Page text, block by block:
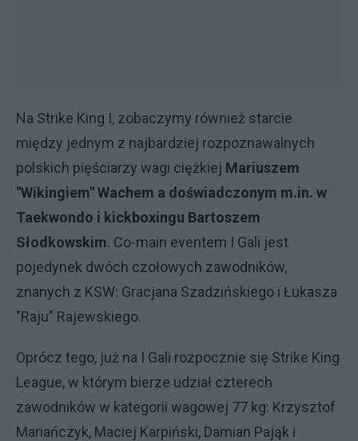
Na Strike King I, zobaczymy również starcie
między jednym z najbardziej rozpoznawalnych
polskich pięściarzy wagi ciężkiej Mariuszem
"Wikingiem" Wachem a doświadczonym m.in. w
Taekwondo i kickboxingu Bartoszem
Słodkowskim. Co-main eventem I Gali jest
pojedynek dwóch czołowych zawodników,
znanych z KSW: Gracjana Szadzińskiego i Łukasza
"Raju" Rajewskiego.
Oprócz tego, już na I Gali rozpocznie się Strike King
League, w którym bierze udział czterech
zawodników w kategorii wagowej 77 kg: Krzysztof
Mariańczyk, Maciej Karpiński, Damian Pająk i